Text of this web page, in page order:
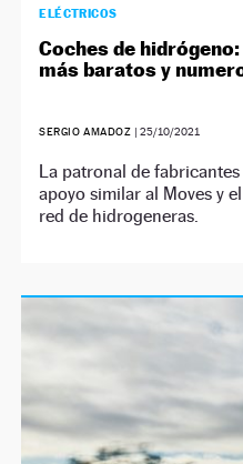
ELÉCTRICOS
Coches de
más baratos y
SERGIO AMADOZ | 25/10/2021
La patronal de
apoyo similar al Moves y
red de hidrogeneras.